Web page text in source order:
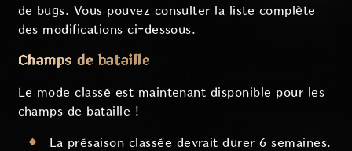
de bugs. Vous pouvez consulter la liste complète
des modifications ci-dessous.
Champs de bataille
Le mode classé est maintenant disponible pour les
champs de bataille !
La présaison classée devrait durer 6 semaines.